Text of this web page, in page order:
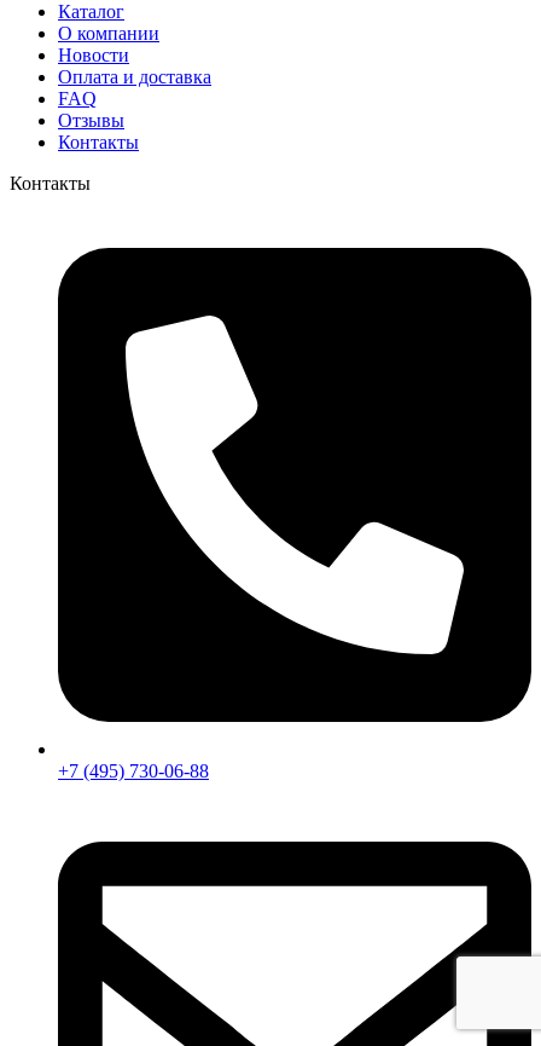
Каталог
О компании
Новости
Оплата и доставка
FAQ
Отзывы
Контакты
Контакты
+7 (495) 730-06-88